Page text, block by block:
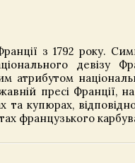
з 1792 року.
девізу
пресі Франції,
та купюрах,
французького